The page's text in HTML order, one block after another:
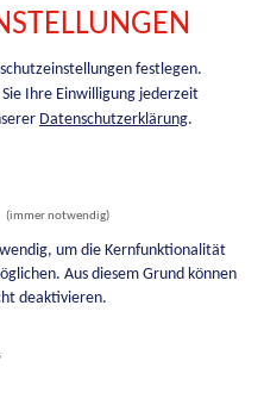
festlegen.
Ihre Einwilligung jederzeit
Datenschutzerklärung.
(immer notwendig)
um die Kernfunktionalität
Aus diesem Grund können
deaktivieren.